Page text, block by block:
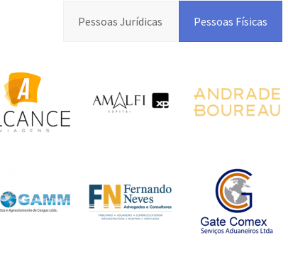
Pessoas Jurídicas Pessoas Físicas